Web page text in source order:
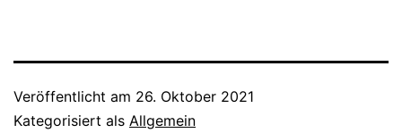
Veröffentlicht am 26. Oktober 2021
Kategorisiert als Allgemein